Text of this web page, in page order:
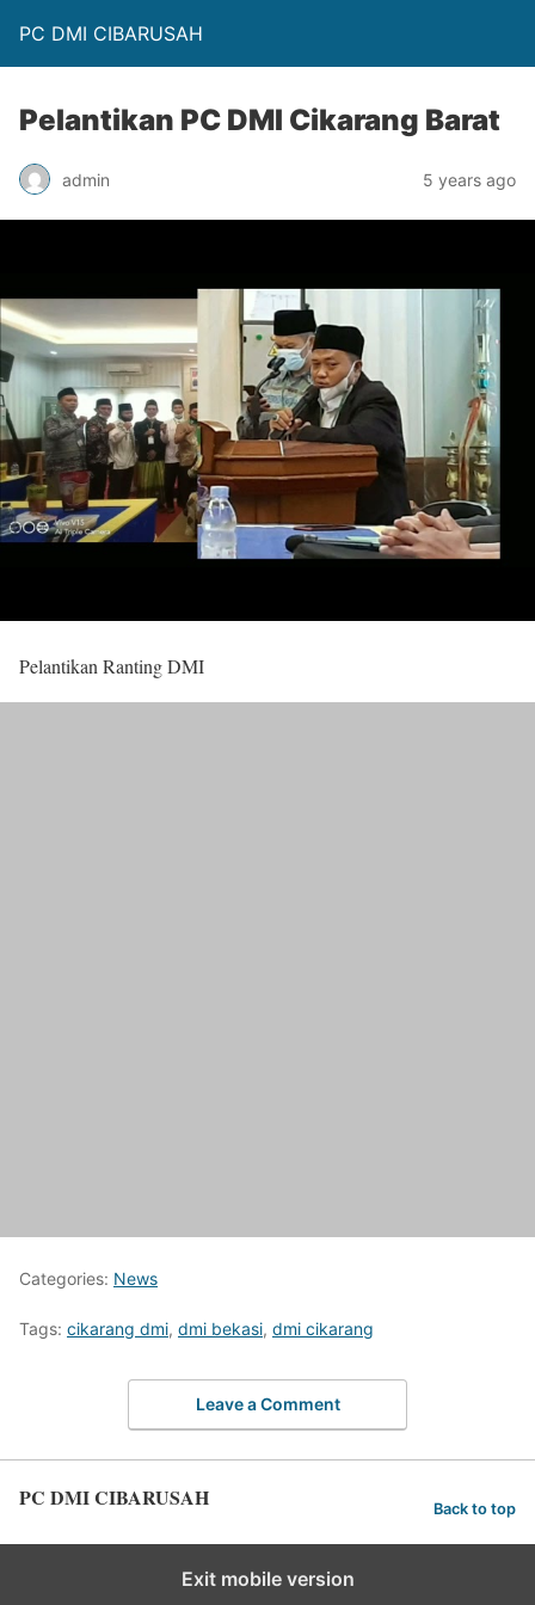
PC DMI CIBARUSAH
Pelantikan PC DMI Cikarang Barat
admin 5 years ago
Pelantikan Ranting DMI
Categories: News
Tags: cikarang dmi, dmi bekasi, dmi cikarang
Leave a Comment
PC DMI CIBARUSAH Back to top
Exit mobile version